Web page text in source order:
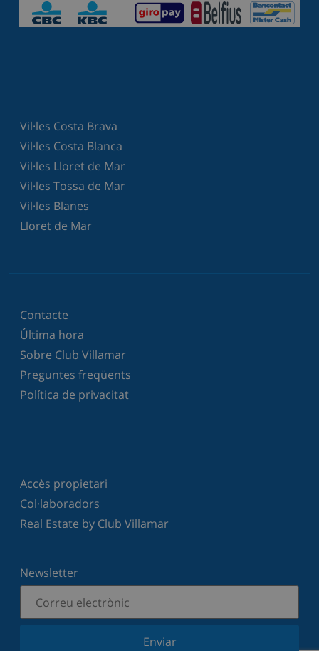
Vil·les Costa Brava
Vil·les Costa Blanca
Vil·les Lloret de Mar
Vil·les Tossa de Mar
Vil·les Blanes
Lloret de Mar
Contacte
Última hora
Sobre Club Villamar
Preguntes freqüents
Política de privacitat
Accès propietari
Col·laboradors
Real Estate by Club Villamar
Newsletter
Enviar